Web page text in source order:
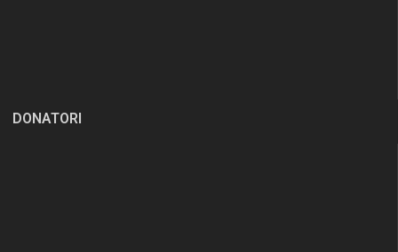
DONATORI